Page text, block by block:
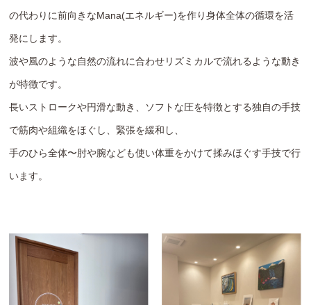
の代わりに前向きなMana(エネルギー)を作り身体全体の循環を活
発にします。
波や風のような自然の流れに合わせリズミカルで流れるような動き
が特徴です。
長いストロークや円滑な動き、ソフトな圧を特徴とする独自の手技
で筋肉や組織をほぐし、緊張を緩和し、
手のひら全体〜肘や腕なども使い体重をかけて揉みほぐす手技で行
います。